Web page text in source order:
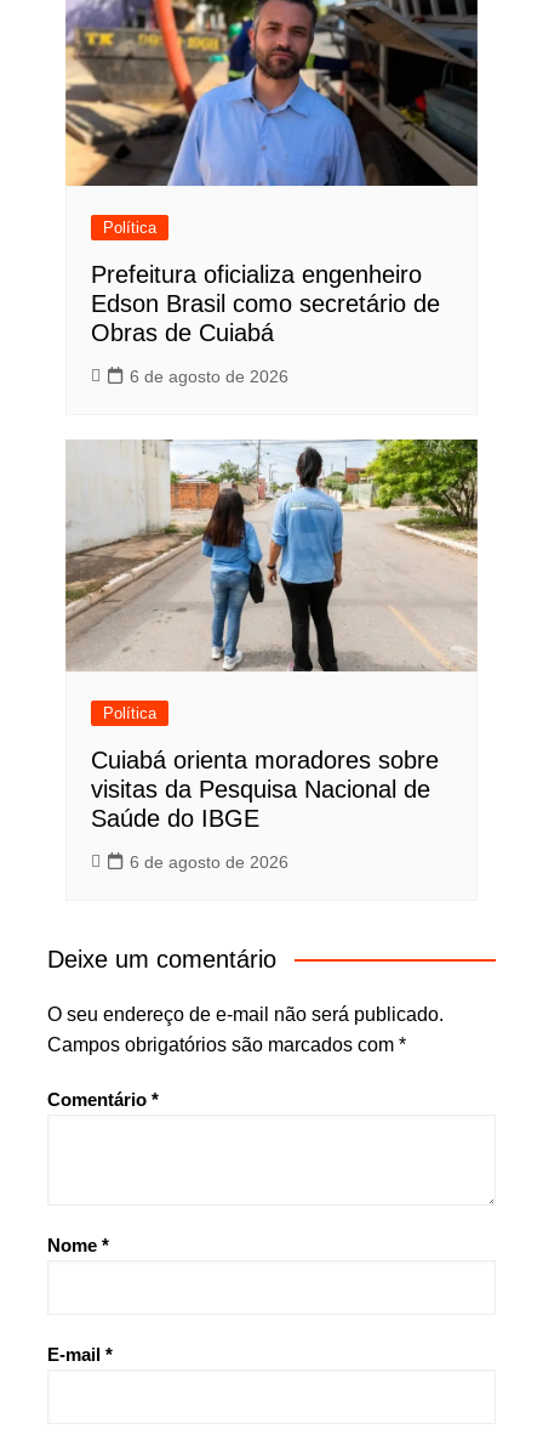
Política
Prefeitura oficializa engenheiro
Edson Brasil como secretário de
Obras de Cuiabá
6 de agosto de 2026
Política
Cuiabá orienta moradores sobre
visitas da Pesquisa Nacional de
Saúde do IBGE
6 de agosto de 2026
Deixe um comentário
O seu endereço de e-mail não será publicado.
Campos obrigatórios são marcados com *
Comentário *
Nome *
E-mail *